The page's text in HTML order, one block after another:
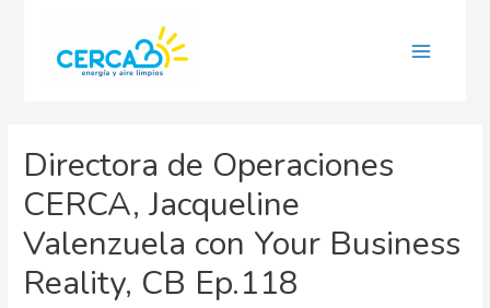
Directora de Operaciones
CERCA, Jacqueline
Valenzuela con Your Business
Reality, CB Ep.118